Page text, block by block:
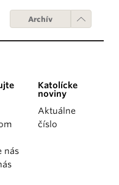
Archív
nás
Katolícke
noviny
Aktuálne
číslo